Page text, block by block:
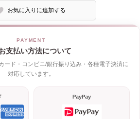
お気に入りに追加する
支払い方法について
ード・コンビニ/銀行振り込み・各種電子決済に
対応しています。
PayPay